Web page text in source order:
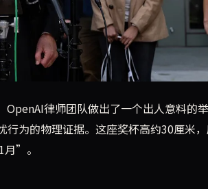
质驴形奖杯，作为马斯克令人担忧行
OpenAI律师团队做出了一个出人意料
为的物理证据。这座奖杯高约30厘米
”。